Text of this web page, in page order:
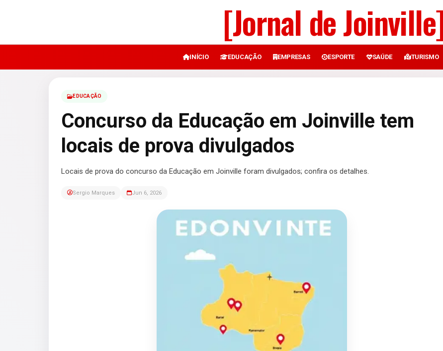
[Jornal de
INÍCIO EDUCAÇÃO EMPRESAS ESPORTE SAÚDE TURISMO
EDUCAÇÃO
Concurso da Educação em Joinville tem
locais de prova divulgados
Locais de prova do concurso da Educação em Joinville foram divulgados; confira os detalhes.
Sergio Marques Jun 6, 2026